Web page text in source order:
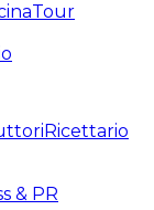
Tour
Ricettario
& PR